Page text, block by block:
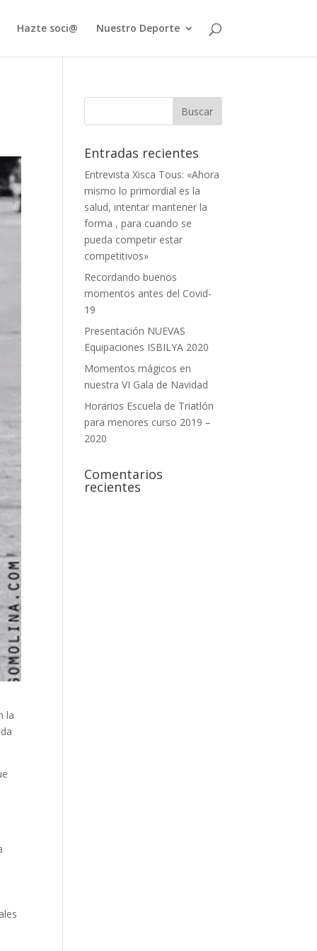
Hazte soci@ Nuestro Deporte
la
Entradas recientes
Entrevista Xisca Tous: «Ahora
mismo lo primordial es la
salud, intentar mantener la
forma , para cuando se
pueda competir estar
competitivos»
Recordando buenos
momentos antes del Covid-
19
Presentación NUEVAS
Equipaciones ISBILYA 2020
Momentos mágicos en
nuestra VI Gala de Navidad
Horarios Escuela de Triatlón
para menores curso 2019 –
2020
Comentarios
recientes